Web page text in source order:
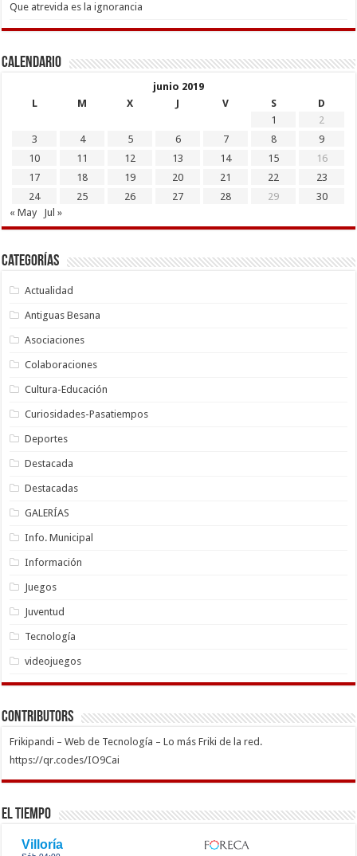
Que atrevida es la ignorancia
Calendario
junio 2019
L
M X J V S
D
1
2
3
4 5 6 7 8
9
10
11 12 13 14 15
16
17
18 19 20 21 22
23
24
25 26 27 28 29
30
« May
Jul »
Categorías
Actualidad
Antiguas Besana
Asociaciones
Colaboraciones
Cultura-Educación
Curiosidades-Pasatiempos
Deportes
Destacada
Destacadas
GALERÍAS
Info. Municipal
Información
Juegos
Juventud
Tecnología
videojuegos
Contributors
Frikipandi – Web de Tecnología – Lo más Friki de la red.
https://qr.codes/IO9Cai
El Tiempo